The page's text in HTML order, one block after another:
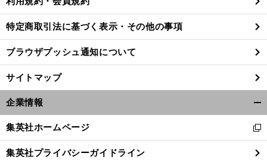
前
特定商取引法に基づく表示・その他の事項
ブラウザプッシュ通知について
サイトマップ
企業情報
閉
る
集英社ホームページ
新
し
い
集英社プライバシーガイドライン